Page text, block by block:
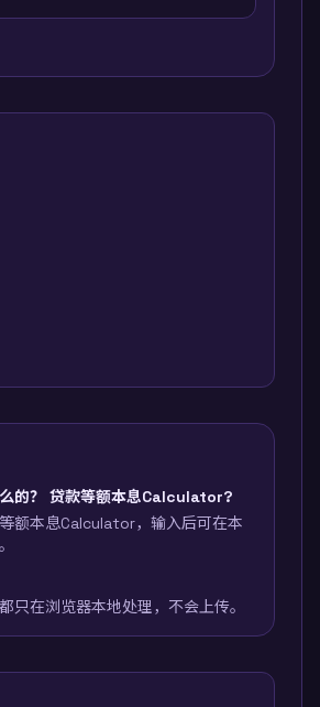
的？ 贷款等额本息Calculator?
额本息Calculator，输入后可在本
只在浏览器本地处理，不会上传。